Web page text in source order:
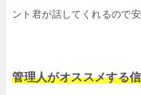
ント君が話してくれるので安
管理人がオススメする